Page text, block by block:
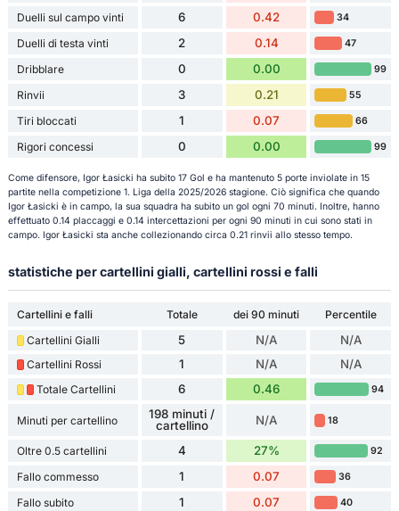
Duelli sul campo vinti 6 0.42 34
Duelli di testa vinti 2 0.14 47
Dribblare 0 0.00 99
Rinvii 3 0.21 55
Tiri bloccati 1 0.07 66
Rigori concessi 0 0.00 99
Come difensore, Igor Łasicki ha subito 17 Gol e ha mantenuto 5 porte inviolate in 15
partite nella competizione 1. Liga della 2025/2026 stagione. Ciò significa che quando
Igor Łasicki è in campo, la sua squadra ha subito un gol ogni 70 minuti. Inoltre, hanno
effettuato 0.14 placcaggi e 0.14 intercettazioni per ogni 90 minuti in cui sono stati in
campo. Igor Łasicki sta anche collezionando circa 0.21 rinvii allo stesso tempo.
statistiche per cartellini gialli, cartellini rossi e falli
Cartellini e falli Totale dei 90 minuti
Percentile
Cartellini Gialli
5 N/A N/A
Cartellini Rossi 1 N/A N/A
Totale Cartellini 6 0.46 94
Minuti per cartellino
198 minuti /
cartellino
N/A 18
Oltre 0.5 cartellini 4 27% 92
Fallo commesso 1 0.07 36
Fallo subito 1 0.07 40